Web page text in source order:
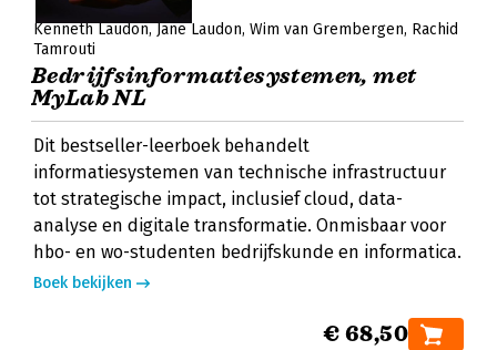
Kenneth Laudon Jane Laudon Wim van Grembergen Rachid
Tamrouti
Bedrijfsinformatiesystemen, met
MyLab NL
Dit bestseller-leerboek behandelt
informatiesystemen van technische infrastructuur
tot strategische impact, inclusief cloud, data-
analyse en digitale transformatie. Onmisbaar voor
hbo- en wo-studenten bedrijfskunde en informatica.
Boek bekijken
€ 68,50